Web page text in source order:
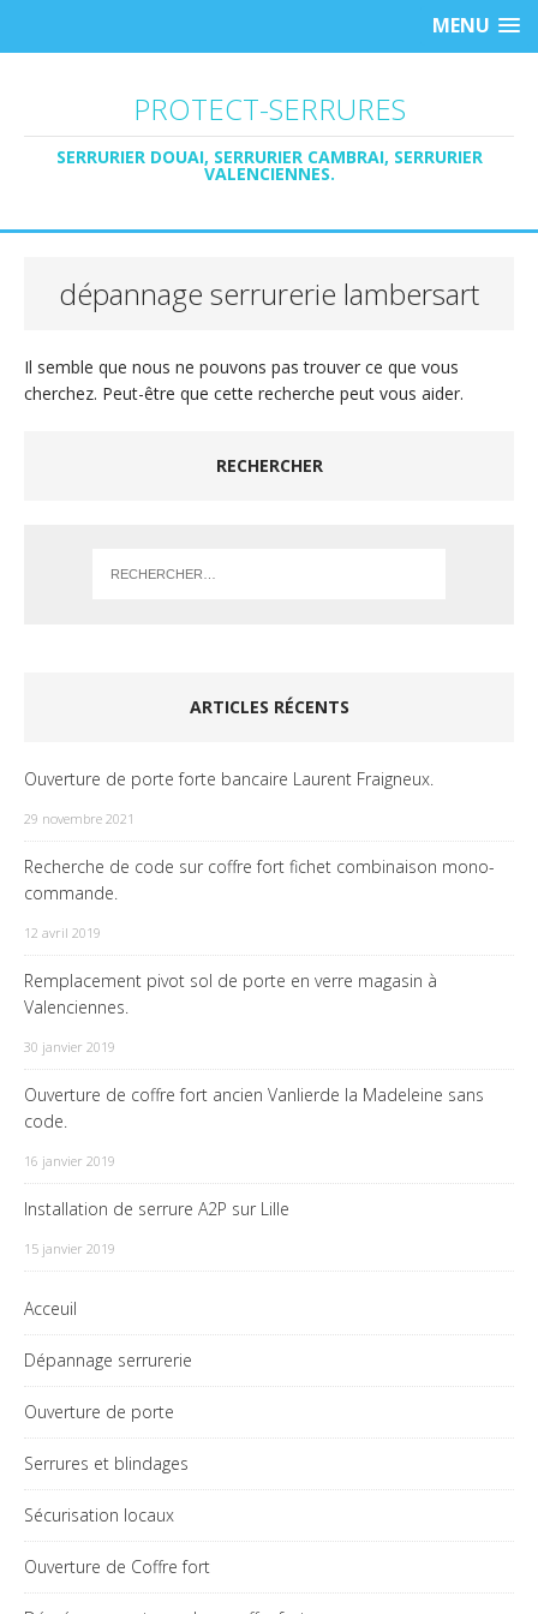
MENU
PROTECT-SERRURES
SERRURIER DOUAI, SERRURIER CAMBRAI, SERRURIER
VALENCIENNES.
dépannage serrurerie lambersart
Il semble que nous ne pouvons pas trouver ce que vous
cherchez. Peut-être que cette recherche peut vous aider.
RECHERCHER
ARTICLES RÉCENTS
Ouverture de porte forte bancaire Laurent Fraigneux.
29 novembre 2021
Recherche de code sur coffre fort fichet combinaison mono-
commande.
12 avril 2019
Remplacement pivot sol de porte en verre magasin à
Valenciennes.
30 janvier 2019
Ouverture de coffre fort ancien Vanlierde la Madeleine sans
code.
16 janvier 2019
Installation de serrure A2P sur Lille
15 janvier 2019
Acceuil
Dépannage serrurerie
Ouverture de porte
Serrures et blindages
Sécurisation locaux
Ouverture de Coffre fort